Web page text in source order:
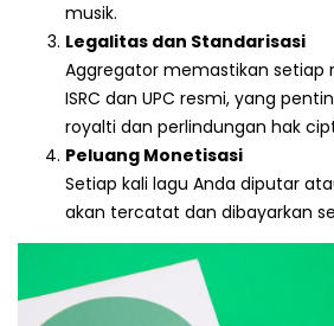
musik.
Legalitas dan Standarisasi
Aggregator memastikan setiap
ISRC dan UPC resmi, yang
royalti dan perlindungan hak
Peluang Monetisasi
Setiap kali lagu Anda diputar
akan tercatat dan dibayarkan